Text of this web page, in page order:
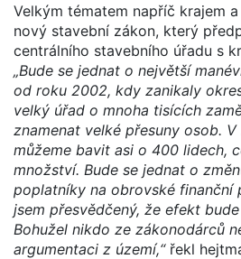
Velkým tématem napříč krajem
nový stavební zákon, který
centrálního stavebního úřadu s
„Bude se jednat o největší
od roku 2002, kdy zanikaly
velký úřad o mnoha tisících
znamenat velké přesuny osob.
můžeme bavit asi o 400 lidech,
množství. Bude se jednat o
poplatníky na obrovské finanční
jsem přesvědčený, že efekt
Bohužel nikdo ze zákonodárců
argumentaci z území,“řekl